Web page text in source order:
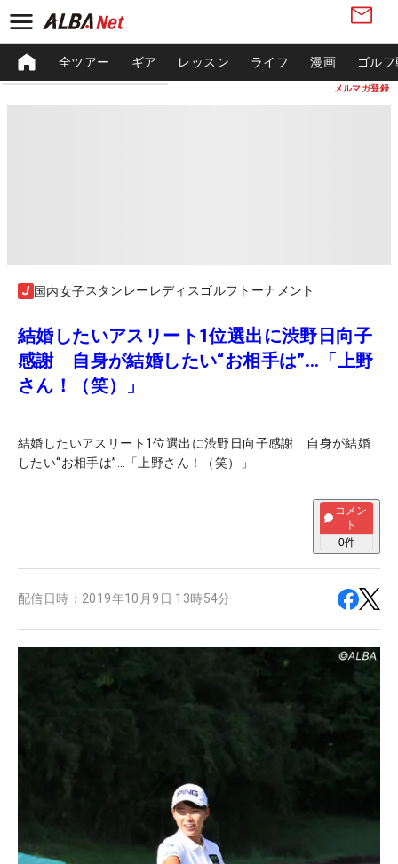
メルマガ登録
全ツアー ギア レッスン ライフ 漫画 ゴル
国内女子スタンレーレディスゴルフトーナメント
結婚したいアスリート1位選出に渋野日向子
感謝 自身が結婚したい“お相手は”…「上野
さん！（笑）」
結婚したいアスリート1位選出に渋野日向子感謝 自身が結婚
したい“お相手は”…「上野さん！（笑）」
コメン
ト
0件
配信日時： 2019年10月9日 13時54分